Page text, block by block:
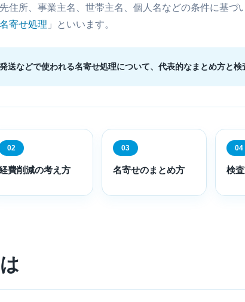
住所、事業主名、世帯主名、個人名などの条件に基づ
名寄せ処理 」といいます。
送などで使われる名寄せ処理について、代表的なまとめ方と検
02
費削減の考え方
03
名寄せのまとめ方
04
検